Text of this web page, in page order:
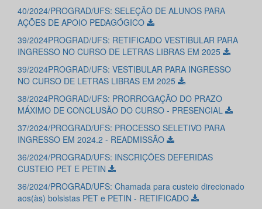
40/2024/PROGRAD/UFS: SELEÇÃO DE ALUNOS PARA
AÇÕES DE APOIO PEDAGÓGICO
39/2024PROGRAD/UFS: RETIFICADO VESTIBULAR PARA
INGRESSO NO CURSO DE LETRAS LIBRAS EM 2025
39/2024PROGRAD/UFS: VESTIBULAR PARA INGRESSO
NO CURSO DE LETRAS LIBRAS EM 2025
38/2024PROGRAD/UFS: PRORROGAÇÃO DO PRAZO
MÁXIMO DE CONCLUSÃO DO CURSO - PRESENCIAL
37/2024/PROGRAD/UFS: PROCESSO SELETIVO PARA
INGRESSO EM 2024.2 - READMISSÃO
36/2024/PROGRAD/UFS: INSCRIÇÕES DEFERIDAS
CUSTEIO PET E PETIN
36/2024/PROGRAD/UFS: Chamada para custeio direcionado
aos(às) bolsistas PET e PETIN - RETIFICADO